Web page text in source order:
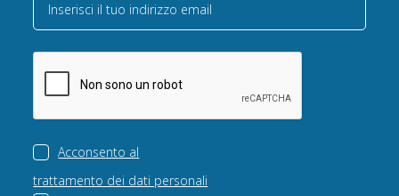
Inserisci il tuo indirizzo email
Acconsento al
trattamento dei dati personali